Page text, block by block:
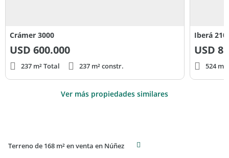
Crámer 3000
USD 600.000
237 m² Total 237 m² constr.
Iberá
USD
524
Ver más propiedades similares
Terreno de 168 m² en venta en Núñez